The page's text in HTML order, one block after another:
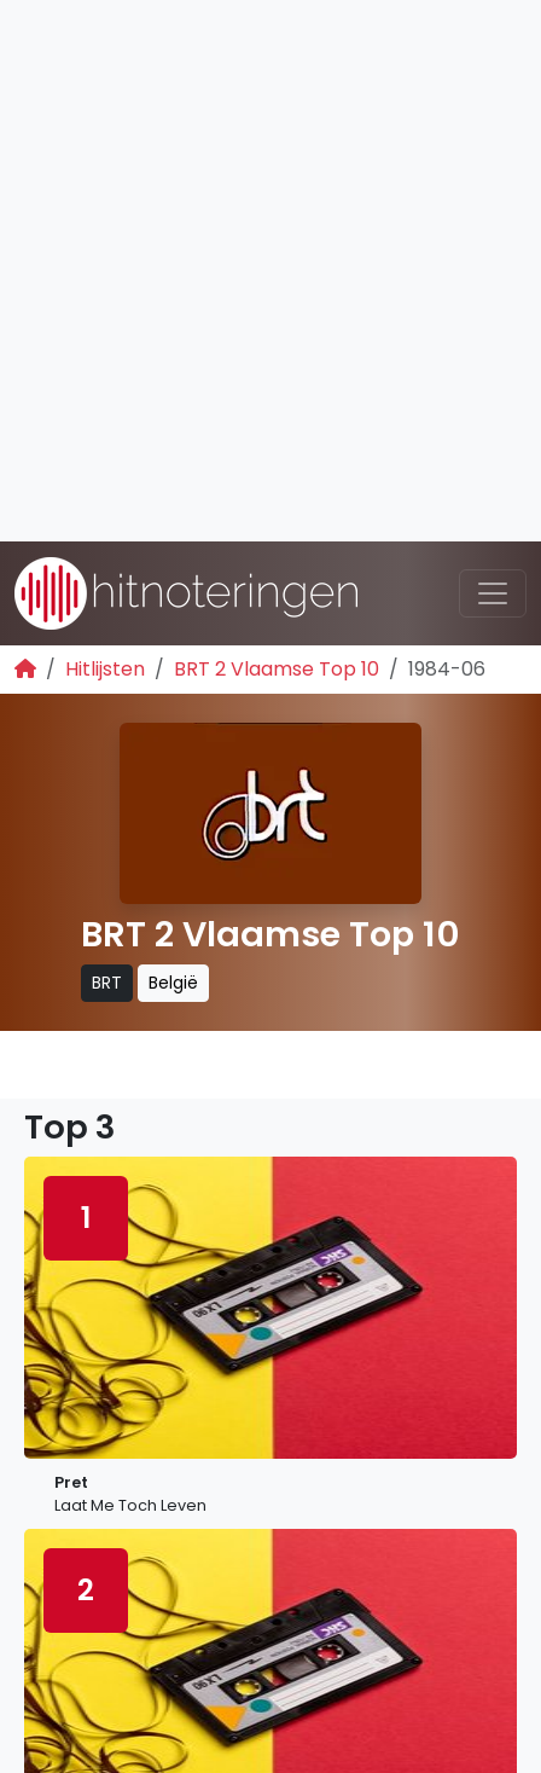
Hitlijsten BRT 2 Vlaamse Top 10 1984-06
BRT 2 Vlaamse Top 10
BRT België
Top 3
1
Pret
Laat Me Toch Leven
2